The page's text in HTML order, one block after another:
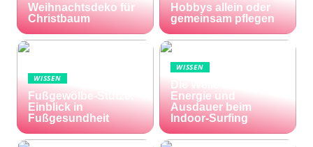
Weihnachtsdeko für
Christbaum
Hobbys allein oder
gemeinsam pflegen
WISSEN
Fußgewölbe-Stütze:
Einblick in
Fußgesundheit
WISSEN
Die Welle zu Hause:
Energie und
Ausdauer beim
Indoor-Surfing